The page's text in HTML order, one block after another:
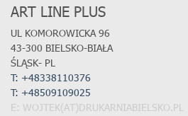
ART LINE PLUS
UL KOMOROWICKA 96
43-300 BIELSKO-BIAŁA
ŚLĄSK- PL
T: +48338110376
T: +48509109025
E: WOJTEK(AT)DRUKARNIABIELSKO.PL